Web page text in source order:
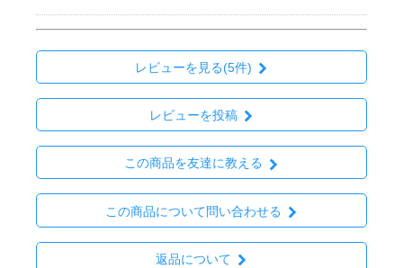
レビューを見る(5件)
レビューを投稿
この商品を友達に教える
この商品について問い合わせる
返品について